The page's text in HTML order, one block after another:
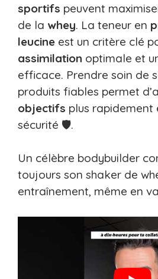
sportifs peuvent
de la whey. La teneur en
leucine est un critère clé
assimilation optimale et
efficace. Prendre soin de
produits fiables permet
objectifs plus rapidement
sécurité 🛡️.
Un célèbre bodybuilder
toujours son shaker de
entraînement, même en